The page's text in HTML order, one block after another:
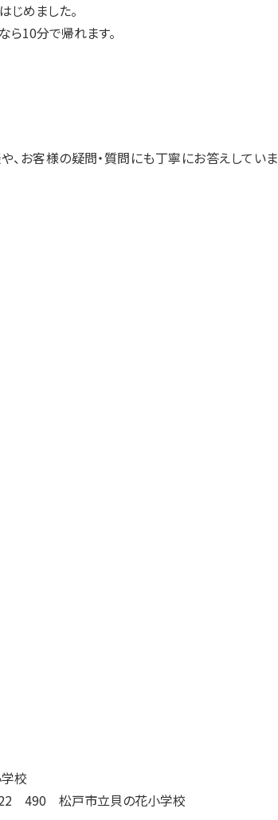
じめました。
ら10分で帰れます。
、お客様の疑問・質問にも丁寧にお答えしていま
22 490 松戸市立貝の花小学校